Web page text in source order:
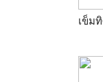
เข็ม